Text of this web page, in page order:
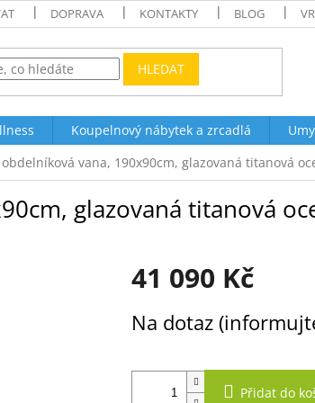
DOPRAVA KONTAKTY BLOG
HLEDAT
Koupelnový nábytek a zrcadlá
vana, 190x90cm, glazovaná titanová
glazovaná titanová
41 090 Kč
cena:
Na dotaz
Přidat do